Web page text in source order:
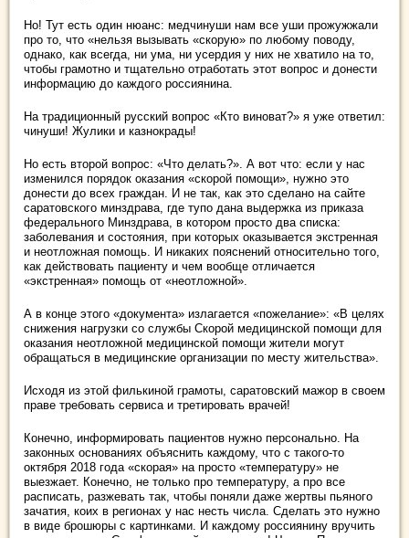
Но! Тут есть один нюанс: медчинуши нам все уши прожужжали
про то, что «нельзя вызывать «скорую» по любому поводу,
однако, как всегда, ни ума, ни усердия у них не хватило на то,
чтобы грамотно и тщательно отработать этот вопрос и донести
информацию до каждого россиянина.
На традиционный русский вопрос «Кто виноват?» я уже ответил:
чинуши! Жулики и казнокрады!
Но есть второй вопрос: «Что делать?». А вот что: если у нас
изменился порядок оказания «скорой помощи», нужно это
донести до всех граждан. И не так, как это сделано на сайте
саратовского минздрава, где тупо дана выдержка из приказа
федерального Минздрава, в котором просто два списка:
заболевания и состояния, при которых оказывается экстренная
и неотложная помощь. И никаких пояснений относительно того,
как действовать пациенту и чем вообще отличается
«экстренная» помощь от «неотложной».
А в конце этого «документа» излагается «пожелание»: «В целях
снижения нагрузки со службы Скорой медицинской помощи для
оказания неотложной медицинской помощи жители могут
обращаться в медицинские организации по месту жительства».
Исходя из этой филькиной грамоты, саратовский мажор в своем
праве требовать сервиса и третировать врачей!
Конечно, информировать пациентов нужно персонально. На
законных основаниях объяснить каждому, что с такого-то
октября 2018 года «скорая» на просто «температуру» не
выезжает. Конечно, не только про температуру, а про все
расписать, разжевать так, чтобы поняли даже жертвы пьяного
зачатия, коих в регионах у нас несть числа. Сделать это нужно
в виде брошюры с картинками. И каждому россиянину вручить